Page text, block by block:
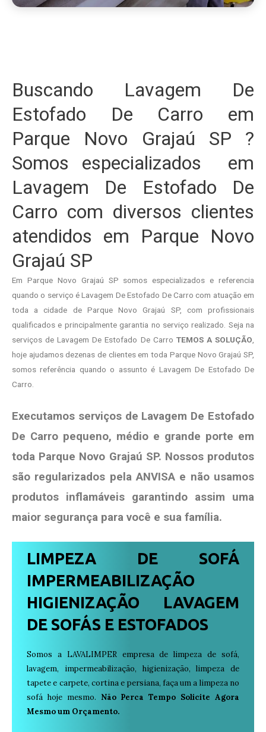
Buscando Lavagem De
Estofado De Carro em
Parque Novo Grajaú SP ?
Somos especializados em
Lavagem De Estofado De
Carro com diversos clientes
atendidos em Parque Novo
Grajaú SP
Em Parque Novo Grajaú SP somos especializados e referencia
quando o serviço é Lavagem De Estofado De Carro com atuação em
toda a cidade de Parque Novo Grajaú SP, com profissionais
qualificados e principalmente garantia no serviço realizado. Seja na
serviços de Lavagem De Estofado De Carro TEMOS A SOLUÇÃO
hoje ajudamos dezenas de clientes em toda Parque Novo Grajaú SP,
somos referência quando o assunto é Lavagem De Estofado De
Carro.
Executamos serviços de Lavagem De Estofado
De Carro pequeno, médio e grande porte em
toda Parque Novo Grajaú SP. Nossos produtos
são regularizados pela ANVISA e não usamos
produtos inflamáveis garantindo assim uma
maior segurança para você e sua família.
LIMPEZA DE SOFÁ
IMPERMEABILIZAÇÃO
HIGIENIZAÇÃO LAVAGEM
DE SOFÁS E ESTOFADOS
Somos a LAVALIMPER empresa de limpeza de sofá,
lavagem, impermeabilização, higienização, limpeza de
tapete e carpete, cortina e persiana, faça um a limpeza no
sofá hoje mesmo. Não Perca Tempo Solicite Agora
Mesmo um Orçamento.